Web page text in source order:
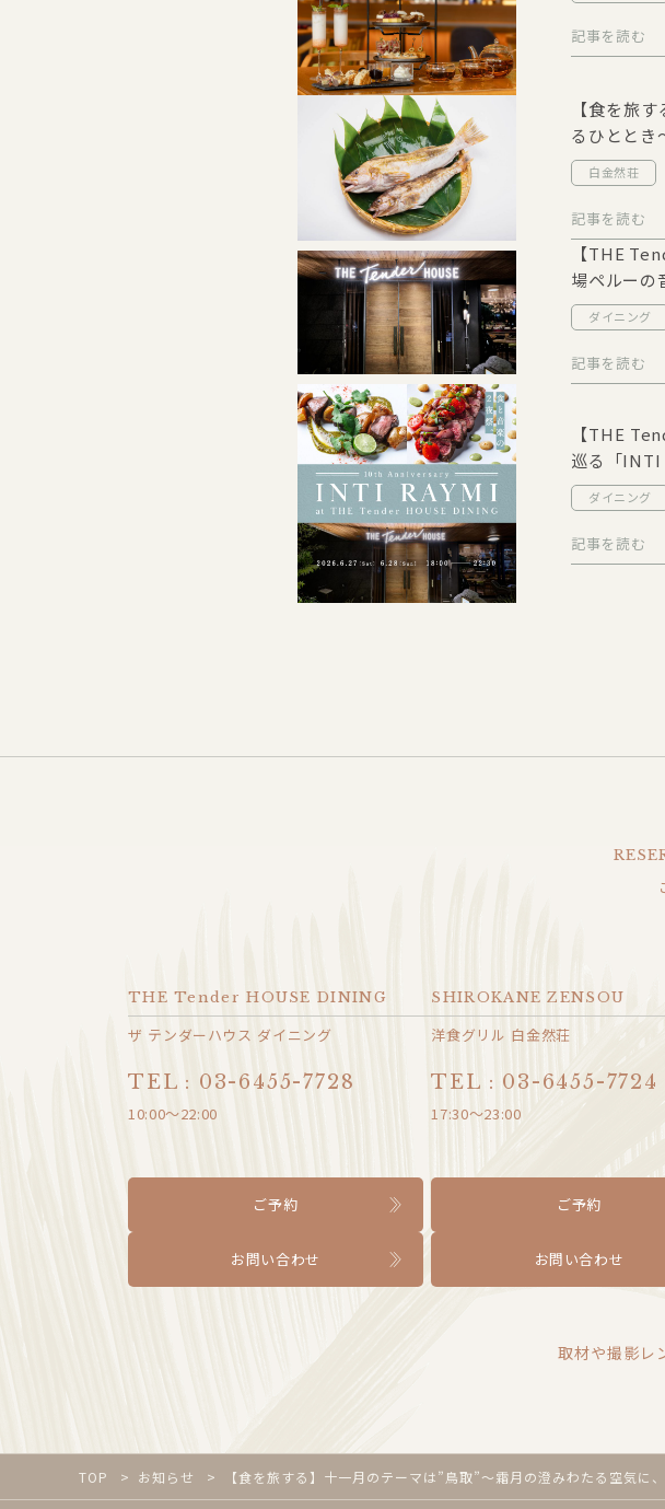
記事を読む
【食を旅
るひととき
白金然荘
記事を読む
【THE
場ペルーの
ダイニング
記事を読む
【THE
巡る「INTI
ダイニング
記事を読む
THE Tender HOUSE DINING
ザ テンダーハウス ダイニング
TEL : 03-6455-7728
10:00〜22:00
ご予約
お問い合わせ
SHIROKANE ZENSOU
洋食グリル 白金然荘
TEL : 03-6455-7724
17:30～23:00
ご予約
お問い合わせ
取材や撮影レ
TOP お知らせ 【食を旅する】十一月のテーマは”鳥取”～霜月の澄みわたる空気に